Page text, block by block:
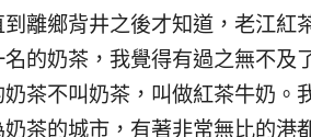
到離鄉背井之後才知道，老江
的奶茶，我覺得有過之無不及
奶茶不叫奶茶，叫做紅茶牛奶
奶茶的城市，有著非常無比的